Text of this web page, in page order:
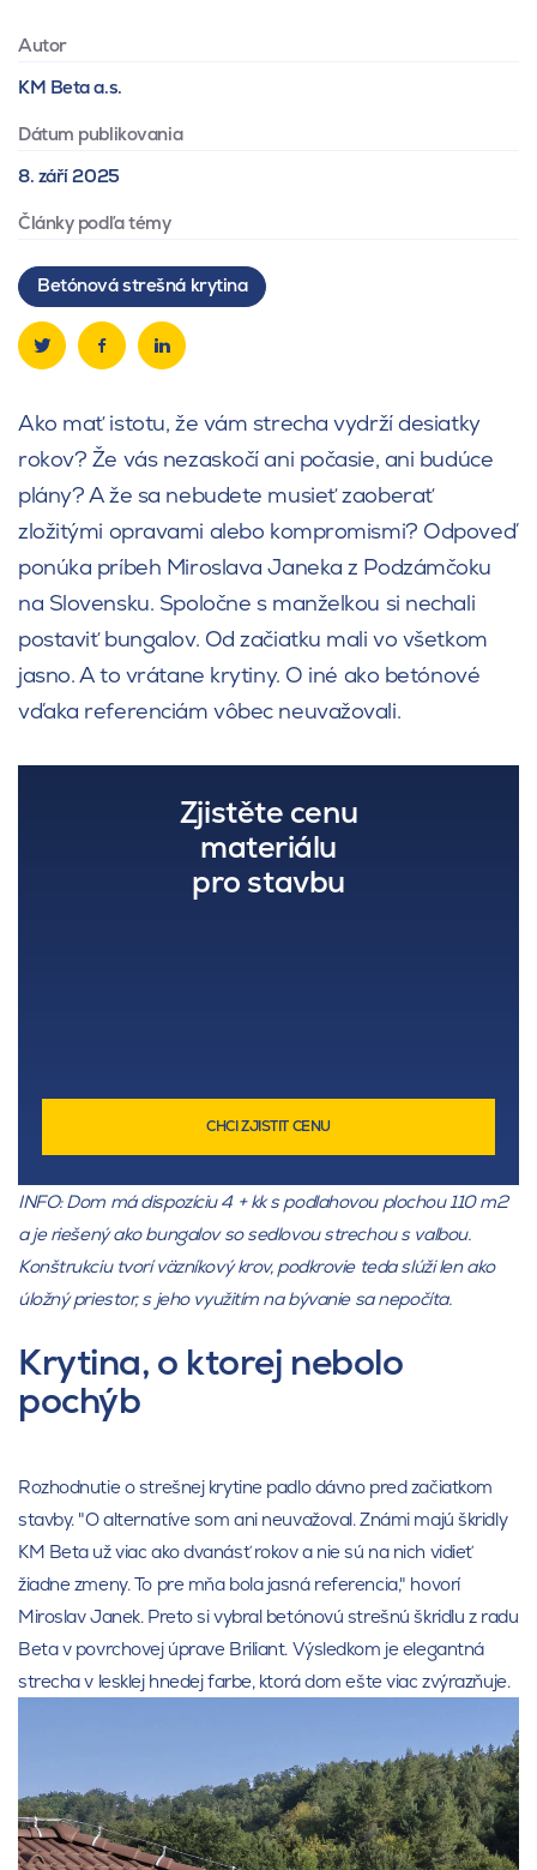
Autor
KM Beta a.s.
Dátum publikovania
8. září 2025
Články podľa témy
Betónová strešná krytina
Ako mať istotu, že vám strecha vydrží desiatky
rokov? Že vás nezaskočí ani počasie, ani budúce
plány? A že sa nebudete musieť zaoberať
zložitými opravami alebo kompromismi? Odpoveď
ponúka príbeh Miroslava Janeka z Podzámčoku
na Slovensku. Spoločne s manželkou si nechali
postaviť bungalov. Od začiatku mali vo všetkom
jasno. A to vrátane krytiny. O iné ako betónové
vďaka referenciám vôbec neuvažovali.
Zjistěte cenu
materiálu
pro stavbu
CHCI ZJISTIT CENU
INFO: Dom má dispozíciu 4 + kk s podlahovou plochou 110 m2
a je riešený ako bungalov so sedlovou strechou s valbou.
Konštrukciu tvorí väzníkový krov, podkrovie teda slúži len ako
úložný priestor, s jeho využitím na bývanie sa nepočíta.
Krytina, o ktorej nebolo
pochýb
Rozhodnutie o strešnej krytine padlo dávno pred začiatkom
stavby. "O alternatíve som ani neuvažoval. Známi majú škridly
KM Beta už viac ako dvanásť rokov a nie sú na nich vidieť
žiadne zmeny. To pre mňa bola jasná referencia," hovorí
Miroslav Janek. Preto si vybral betónovú strešnú škridlu z radu
Beta v povrchovej úprave Briliant. Výsledkom je elegantná
strecha v lesklej hnedej farbe, ktorá dom ešte viac zvýrazňuje.